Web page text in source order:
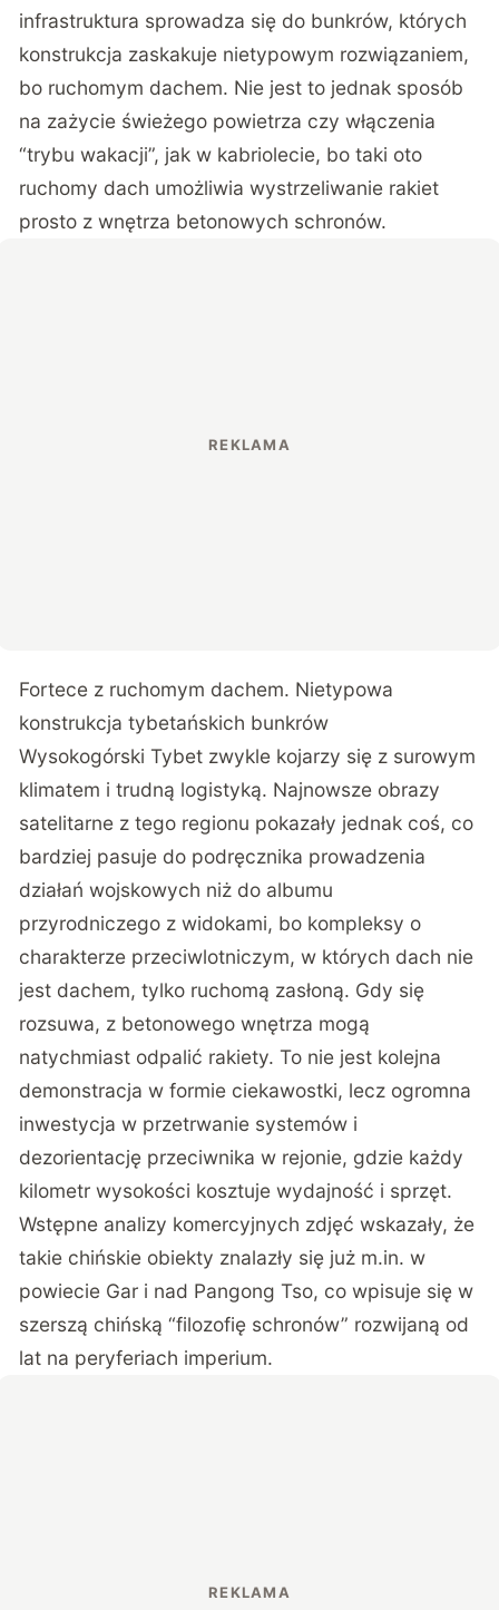
infrastruktura sprowadza się do bunkrów, których
konstrukcja zaskakuje nietypowym rozwiązaniem,
bo ruchomym dachem. Nie jest to jednak sposób
na zażycie świeżego powietrza czy włączenia
“trybu wakacji”, jak w kabriolecie, bo taki oto
ruchomy dach umożliwia wystrzeliwanie rakiet
prosto z wnętrza betonowych schronów.
Fortece z ruchomym dachem. Nietypowa
konstrukcja tybetańskich bunkrów
Wysokogórski Tybet zwykle kojarzy się z surowym
klimatem i trudną logistyką. Najnowsze obrazy
satelitarne z tego regionu pokazały jednak coś, co
bardziej pasuje do podręcznika prowadzenia
działań wojskowych niż do albumu
przyrodniczego z widokami, bo kompleksy o
charakterze przeciwlotniczym, w których dach nie
jest dachem, tylko ruchomą zasłoną. Gdy się
rozsuwa, z betonowego wnętrza mogą
natychmiast odpalić rakiety. To nie jest kolejna
demonstracja w formie ciekawostki, lecz ogromna
inwestycja w przetrwanie systemów i
dezorientację przeciwnika w rejonie, gdzie każdy
kilometr wysokości kosztuje wydajność i sprzęt.
Wstępne analizy komercyjnych zdjęć wskazały, że
takie chińskie obiekty znalazły się już m.in. w
powiecie Gar i nad Pangong Tso, co wpisuje się w
szerszą chińską “filozofię schronów” rozwijaną od
lat na peryferiach imperium.